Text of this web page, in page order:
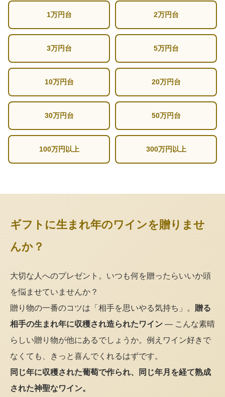
1万円台 2万円台
3万円台 5万円台
10万円台 20万円台
30万円台 50万円台
100万円以上 300万円以上
ギフトに生まれ年のワインを贈りませ
んか？
大切な人へのプレゼント。いつも何を贈ったらいいか頭
を悩ませていませんか？
贈り物の一番のコツは「相手を思いやる気持ち」。 贈る
相手の生まれ年に収穫され造られたワイン — こんな素晴
らしい贈り物が他にあるでしょうか。例えワイン好きで
なくても、きっと喜んでくれるはずです。
同じ年に収穫された葡萄で作られ、同じ年月を経て熟成
された神聖なワイン。